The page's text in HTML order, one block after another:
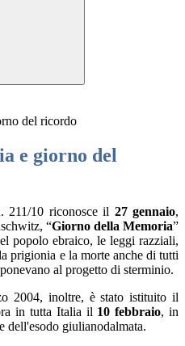
del ricordo
e giorno del
211/10 riconosce il 27 gennaio,
“Giorno della Memoria”
popolo ebraico, le leggi razziali,
prigionia e la morte anche di tutti
al progetto di sterminio.
2004, inoltre, è stato istituito il
in tutta Italia il 10 febbraio, in
dell'esodo giulianodalmata.